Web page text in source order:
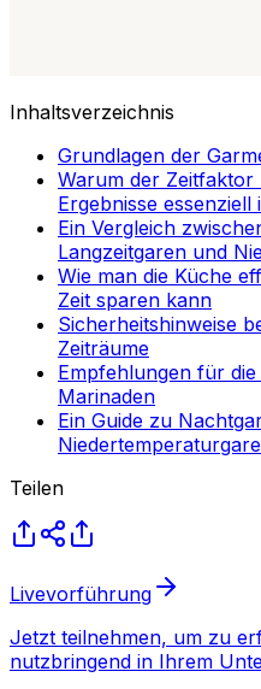
Inhaltsverzeichnis
Grundlagen der
Warum der
Ergebnisse essenziell
Ein Vergleich
Langzeitgaren und
Wie man die Küche
Zeit sparen kann
Sicherheitshinweise
Zeiträume
Empfehlungen für
Marinaden
Ein Guide zu
Teilen
Livevorführung
Jetzt teilnehmen, um zu
nutzbringend in Ihrem